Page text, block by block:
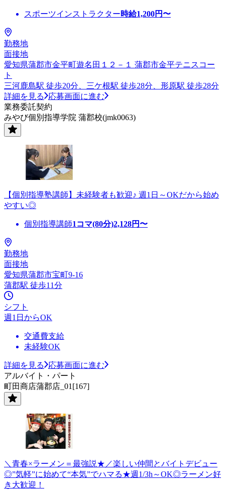
スポーツインストラクター時給1,200円〜
勤務地
面接地
愛知県蒲郡市金平町遊名田１２－１ 蒲郡市金平テニスコー
ト
三河鹿島駅 徒歩20分、三ケ根駅 徒歩28分、形原駅 徒歩28分
詳細を見る
応募画面に進む
業務委託契約
みやび個別指導学院 蒲郡校(jmk0063)
【個別指導塾講師】未経験者も歓迎♪ 週1日～OKだから始め
やすい◎
個別指導講師1コマ(80分)2,128円〜
勤務地
面接地
愛知県蒲郡市宝町9-16
蒲郡駅 徒歩11分
シフト
週1日からOK
交通費支給
未経験OK
詳細を見る
応募画面に進む
アルバイト・パート
町田商店蒲郡店_01[167]
＼青春×ラーメン＝最強説★／楽しい仲間とバイトデビュー
◎”気軽”に始めて“本気”でハマる★週1/3h～OK◎ラーメン好
き大歓迎！